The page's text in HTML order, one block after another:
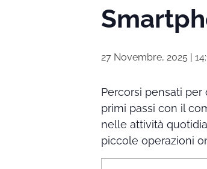
27 Novembre, 2025 |
Percorsi pensati
primi passi con il
nelle attività
piccole operazioni